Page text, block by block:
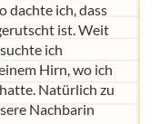
dachte ich, dass
ist. Weit
ich
Hirn, wo ich
Natürlich zu
Nachbarin